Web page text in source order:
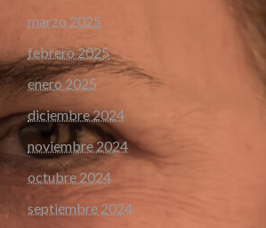
marzo 2025
febrero 2025
enero 2025
diciembre 2024
noviembre 2024
octubre 2024
septiembre 2024